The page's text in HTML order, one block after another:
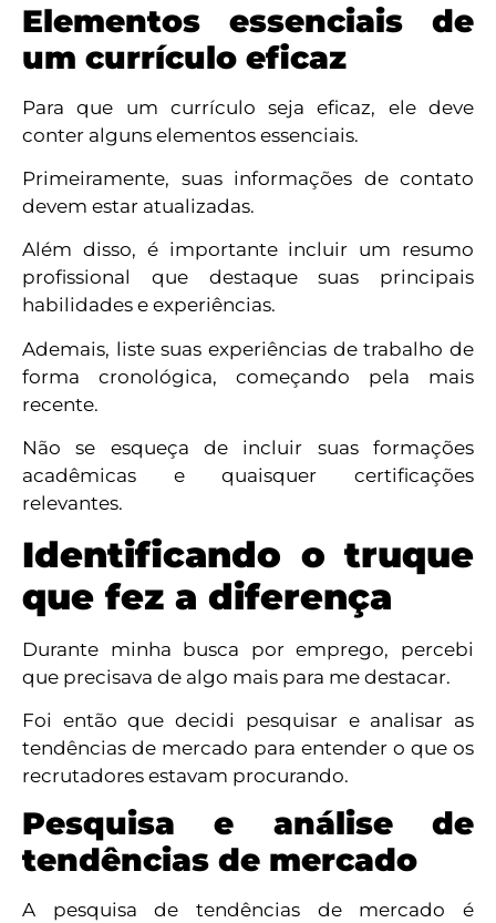
Elementos essenciais de
um currículo eficaz
Para que um currículo seja eficaz, ele deve
conter alguns elementos essenciais.
Primeiramente, suas informações de contato
devem estar atualizadas.
Além disso, é importante incluir um resumo
profissional que destaque suas principais
habilidades e experiências.
Ademais, liste suas experiências de trabalho de
forma cronológica, começando pela mais
recente.
Não se esqueça de incluir suas formações
acadêmicas e quaisquer certificações
relevantes.
Identificando o truque
que fez a diferença
Durante minha busca por emprego, percebi
que precisava de algo mais para me destacar.
Foi então que decidi pesquisar e analisar as
tendências de mercado para entender o que os
recrutadores estavam procurando.
Pesquisa e análise de
tendências de mercado
A pesquisa de tendências de mercado é